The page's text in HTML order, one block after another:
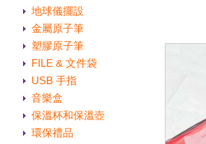
地球儀擺設
金屬原子筆
塑膠原子筆
FILE & 文件袋
USB 手指
音樂盒
保溫杯和保溫壺
環保禮品